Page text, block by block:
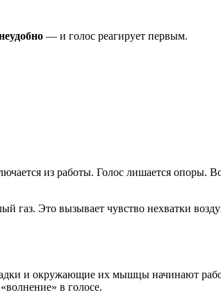
— и голос реагирует первым.
из работы. Голос лишается опоры.
газ. Это вызывает чувство нехватки
и окружающие их мышцы начинают
в голосе.